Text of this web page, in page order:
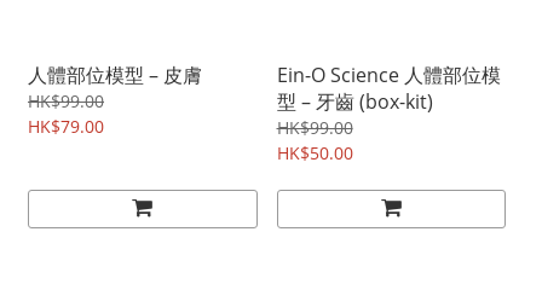
人體部位模型 – 皮膚
HK$99.00
HK$79.00
Ein-O Science 人體部位模
型 – 牙齒 (box-kit)
HK$99.00
HK$50.00